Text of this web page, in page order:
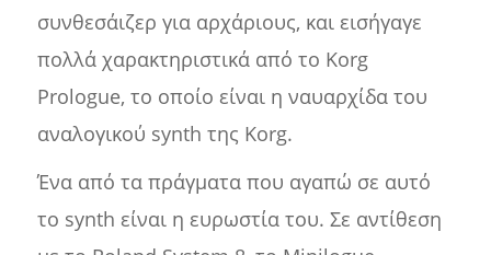
συνθεσάιζερ για αρχάριους, και εισήγαγε
πολλά χαρακτηριστικά από το Korg
Prologue, το οποίο είναι η ναυαρχίδα του
αναλογικού synth της Korg.
Ένα από τα πράγματα που αγαπώ σε αυτό
το synth είναι η ευρωστία του. Σε αντίθεση